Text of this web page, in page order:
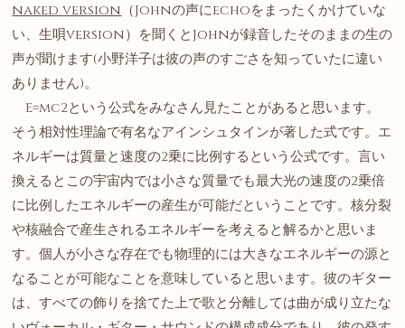
naked version （Johnの声にechoをまったくかけていな
い、生唄version）を聞くとJohnが録音したそのままの生の
声が聞けます(小野洋子は彼の声のすごさを知っていたに違い
ありません)。
E=mc2という公式をみなさん見たことがあると思います。
そう相対性理論で有名なアインシュタインが著した式です。エ
ネルギーは質量と速度の2乗に比例するという公式です。言い
換えるとこの宇宙内では小さな質量でも最大光の速度の2乗倍
に比例したエネルギーの産生が可能だということです。核分裂
や核融合で産生されるエネルギーを考えると解るかと思いま
す。個人が小さな存在でも物理的には大きなエネルギーの源と
なることが可能なことを意味していると思います。彼のギター
は、すべての飾りを捨てた上で歌と分離しては曲が成り立たな